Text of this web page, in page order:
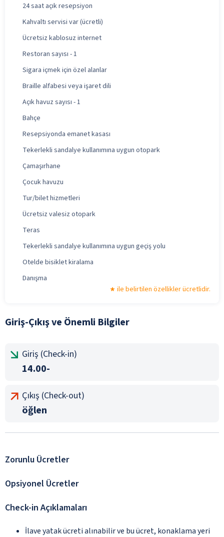
24 saat açık resepsiyon
Kahvaltı servisi var (ücretli)
Ücretsiz kablosuz internet
Restoran sayısı - 1
Sigara içmek için özel alanlar
Braille alfabesi veya işaret dili
Açık havuz sayısı - 1
Bahçe
Resepsiyonda emanet kasası
Tekerlekli sandalye kullanımına uygun otopark
Çamaşırhane
Çocuk havuzu
Tur/bilet hizmetleri
Ücretsiz valesiz otopark
Teras
Tekerlekli sandalye kullanımına uygun geçiş yolu
Otelde bisiklet kiralama
Danışma
ile belirtilen özellikler ücretlidir.
Giriş-Çıkış ve Önemli Bilgiler
Giriş (Check-in)
14.00-
Çıkış (Check-out)
öğlen
Zorunlu Ücretler
Opsiyonel Ücretler
Check-in Açıklamaları
İlave yatak ücreti alınabilir ve bu ücret, konaklama yeri